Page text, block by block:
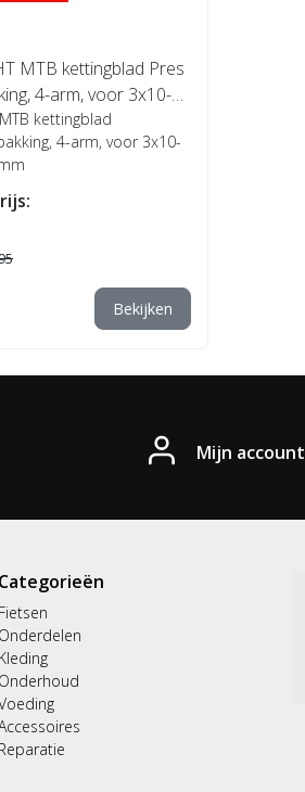
MTB kettingblad Pres
4-arm, voor 3x10-sp
MTB kettingblad
4-arm, voor 3x10-
Bekijken
Mijn account
Categorieën
Fietsen
Onderdelen
Kleding
Onderhoud
Reparatie